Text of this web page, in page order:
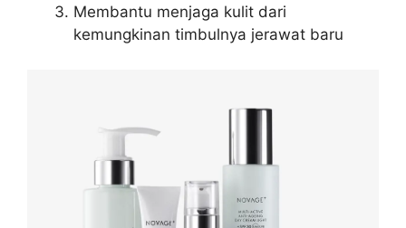
Membantu menjaga kulit dari
kemungkinan timbulnya jerawat baru